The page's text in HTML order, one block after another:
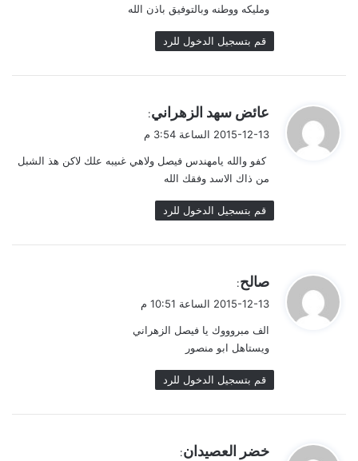
ومليكه ووطنه وبالتوفيق باذن الله
قم بتسجيل الدخول للرد
ي
ق
ل
عائض سهد الزهراني:
2015-12-13 الساعة 3:54 م
كفو والله يامهندس فيصل ولاهي غىيبه علك لاكن هذ الشبل
من ذاك الاسد وفقك الله
قم بتسجيل الدخول للرد
ي
ق
ل
صالح:
2015-12-13 الساعة 10:51 م
الف مبروووك يا فيصل الزهراني
ويستاهل ابو منصور
قم بتسجيل الدخول للرد
يخضر العصيدان: